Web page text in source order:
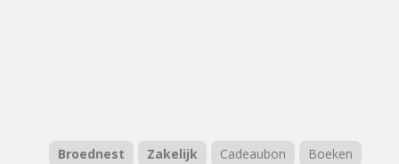
Broednest Zakelijk Cadeaubon
Boeken